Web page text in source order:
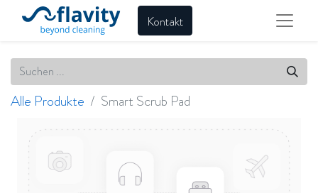
Kontakt
Alle Produkte Smart Scrub Pad